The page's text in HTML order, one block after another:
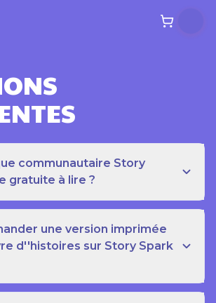
communautaire Story
gratuite à lire ?
une version imprimée
d''histoires sur Story Spark